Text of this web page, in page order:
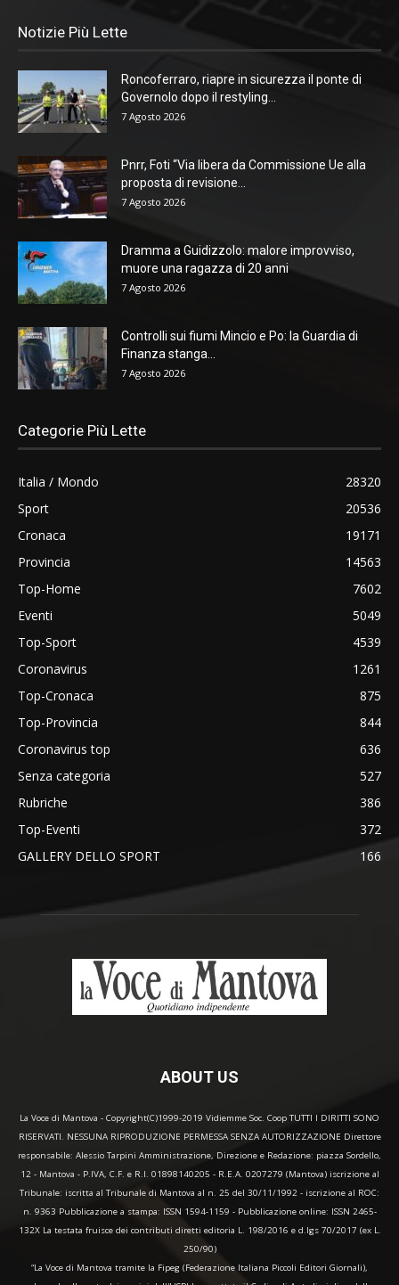
Notizie Più Lette
Roncoferraro, riapre in sicurezza il ponte di
Governolo dopo il restyling...
7 Agosto 2026
Pnrr, Foti “Via libera da Commissione Ue alla
proposta di revisione...
7 Agosto 2026
Dramma a Guidizzolo: malore improvviso,
muore una ragazza di 20 anni
7 Agosto 2026
Controlli sui fiumi Mincio e Po: la Guardia di
Finanza stanga...
7 Agosto 2026
Categorie Più Lette
Italia / Mondo
28320
Sport
20536
Cronaca
19171
Provincia
14563
Top-Home
7602
Eventi
5049
Top-Sport
4539
Coronavirus
1261
Top-Cronaca
875
Top-Provincia
844
Coronavirus top
636
Senza categoria
527
Rubriche
386
Top-Eventi
372
GALLERY DELLO SPORT
166
ABOUT US
La Voce di Mantova - Copyright(C)1999-2019 Vidiemme Soc. Coop TUTTI I DIRITTI SONO
RISERVATI. NESSUNA RIPRODUZIONE PERMESSA SENZA AUTORIZZAZIONE Direttore
responsabile: Alessio Tarpini Amministrazione, Direzione e Redazione: piazza Sordello,
12 - Mantova - P.IVA, C.F. e R.I. 01898140205 - R.E.A. 0207279 (Mantova) iscrizione al
Tribunale: iscritta al Tribunale di Mantova al n. 25 del 30/11/1992 - iscrizione al ROC:
n. 9363 Pubblicazione a stampa: ISSN 1594-1159 - Pubblicazione online: ISSN 2465-
132X La testata fruisce dei contributi diretti editoria L. 198/2016 e d.lgs 70/2017 (ex L.
250/90)
“La Voce di Mantova tramite la Fipeg (Federazione Italiana Piccoli Editori Giornali),